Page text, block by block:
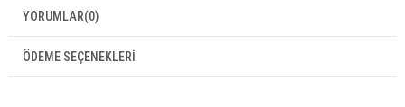
YORUMLAR(0)
ÖDEME SEÇENEKLERI